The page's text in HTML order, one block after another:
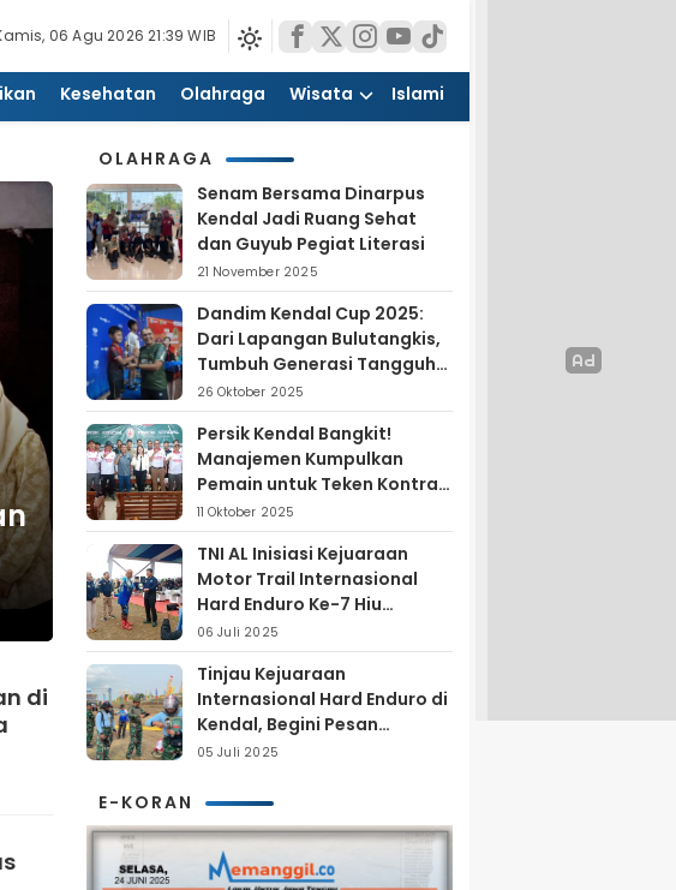
06 Agu 2026 21:39 WIB
Kesehatan Olahraga Wisata Islami
di
OLAHRAGA
Senam Bersama Dinarpus
Kendal Jadi Ruang Sehat
dan Guyub Pegiat Literasi
21 November 2025
Dandim Kendal Cup 2025:
Dari Lapangan Bulutangkis,
Tumbuh Generasi Tangguh
dan Nasionalis
26 Oktober 2025
Persik Kendal Bangkit!
Manajemen Kumpulkan
Pemain untuk Teken Kontrak
Jelang Liga 4
11 Oktober 2025
TNI AL Inisiasi Kejuaraan
Motor Trail Internasional
Hard Enduro Ke-7 Hiu
Selatan
06 Juli 2025
Tinjau Kejuaraan
Internasional Hard Enduro di
Kendal, Begini Pesan
Laksamana Pertama TNI AL
05 Juli 2025
E-KORAN